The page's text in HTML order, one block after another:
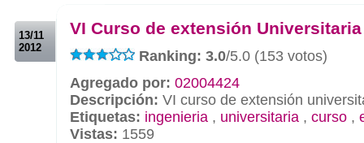
13/11
2012
VI Curso de extensión Universitaria
Ranking: 3.0/5.0 (153 votos)
Agregado por: 02004424
Descripción: VI curso de extensión
Etiquetas: ingenieria , universitaria , curso ,
Vistas: 1559